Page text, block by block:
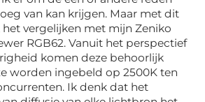
van kan krijgen. Maar met dit
het vergelijken met mijn Zeniko
RGB62. Vanuit het perspectief
komen deze behoorlijk
worden ingebeld op 2500K ten
Ik denk dat het